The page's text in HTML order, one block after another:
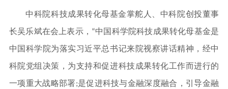
中科院科技成果转化母基金掌舵人、中科院创投董事
长吴乐斌在会上表示，“中国科学院科技成果转化母基金是
中国科学院为落实习近平总书记来院视察讲话精神，经中
科院党组决策，为支持和促进科技成果转化工作而进行的
一项重大战略部署;是促进科技与金融深度融合，引导金融